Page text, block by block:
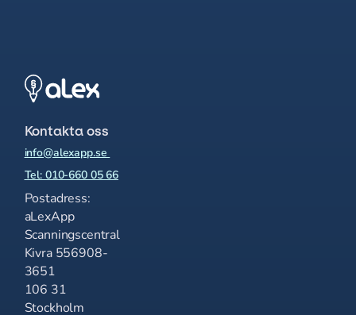
Kontakta oss
info@alexapp.se
Tel: 010-660 05 66
Postadress:
aLexApp
Scanningscentral
Kivra 556908-
3651
106 31
Stockholm